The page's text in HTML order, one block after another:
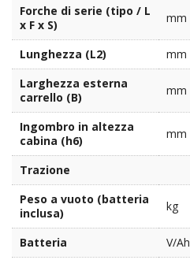
Forche di serie (tipo / L
x F x S)
mm
Lunghezza (L2)
mm
Larghezza esterna
carrello (B)
mm
Ingombro in altezza
cabina (h6)
mm
Trazione
Peso a vuoto (batteria
inclusa)
kg
Batteria V/Ah